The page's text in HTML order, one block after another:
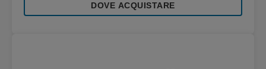
DOVE ACQUISTARE